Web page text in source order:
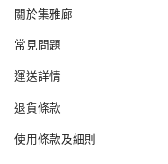
關於集雅廊
常見問題
運送詳情
退貨條款
使用條款及細則